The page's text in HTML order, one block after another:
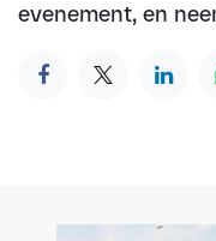
evenement, en